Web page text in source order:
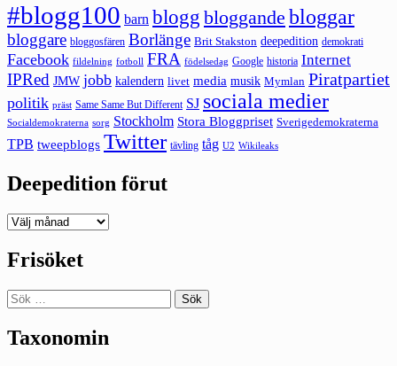
#blogg100 barn blogg bloggande bloggar
bloggare bloggosfären Borlänge Brit Stakston deepedition demokrati
Facebook fildelning fotboll FRA födelsedag Google historia Internet
IPRed JMW jobb kalendern livet media musik Mymlan Piratpartiet
politik präst Same Same But Different SJ sociala medier
Socialdemokraterna sorg Stockholm Stora Bloggpriset Sverigedemokraterna
TPB tweepblogs Twitter tävling tåg U2 Wikileaks
Deepedition förut
Deepedition
Frisöket
Sök
efter:
Taxonomin